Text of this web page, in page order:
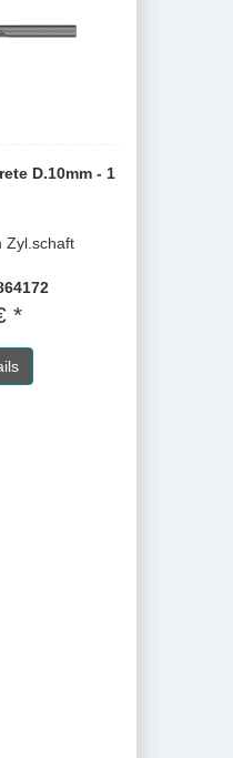
D.10mm - 1
Zyl.schaft
*